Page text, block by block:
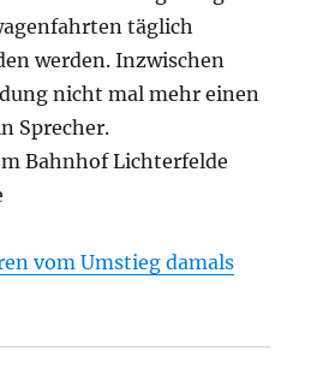
täglich
werden. Inzwischen
nicht mal mehr einen
Sprecher.
Bahnhof Lichterfelde
vom Umstieg damals